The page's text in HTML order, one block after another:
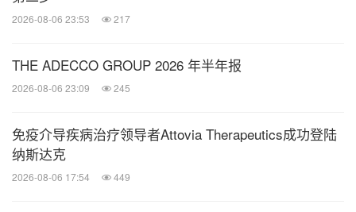
2026-08-06 23:53 217
THE ADECCO GROUP 2026 年半年报
2026-08-06 23:09 245
免疫介导疾病治疗领导者Attovia Therapeutics成功登陆
纳斯达克
2026-08-06 17:54 449